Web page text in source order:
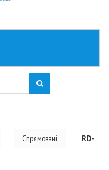
Спрямовані RD-